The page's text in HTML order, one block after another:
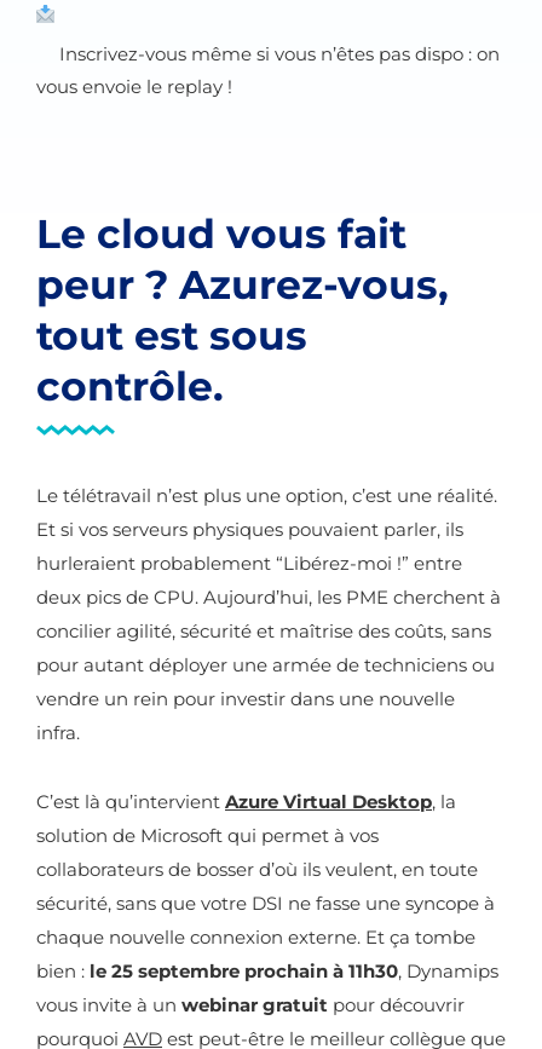
Inscrivez-vous même si vous n’êtes pas dispo : on
vous envoie le replay !
Le cloud vous fait
peur ? Azurez-vous,
tout est sous
contrôle.
Le télétravail n’est plus une option, c’est une réalité.
Et si vos serveurs physiques pouvaient parler, ils
hurleraient probablement “Libérez-moi !” entre
deux pics de CPU. Aujourd’hui, les PME cherchent à
concilier agilité, sécurité et maîtrise des coûts, sans
pour autant déployer une armée de techniciens ou
vendre un rein pour investir dans une nouvelle
infra.
C’est là qu’intervient Azure Virtual Desktop, la
solution de Microsoft qui permet à vos
collaborateurs de bosser d’où ils veulent, en toute
sécurité, sans que votre DSI ne fasse une syncope à
chaque nouvelle connexion externe. Et ça tombe
bien : le 25 septembre prochain à 11h30, Dynamips
vous invite à un webinar gratuit pour découvrir
pourquoi AVD est peut-être le meilleur collègue que